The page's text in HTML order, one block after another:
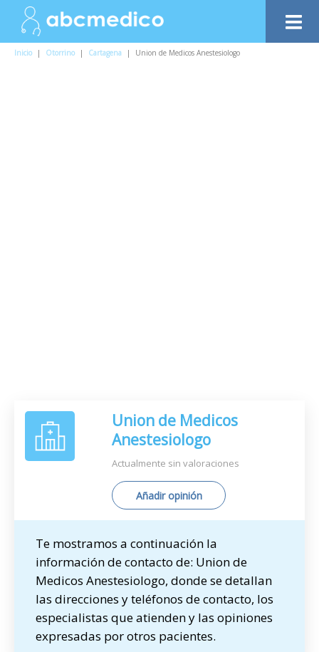
Inicio | Otorrino | Cartagena | Union de Medicos Anestesiologo
Union de Medicos
Anestesiologo
Actualmente sin valoraciones
Añadir opinión
Te mostramos a continuación la
información de contacto de: Union de
Medicos Anestesiologo, donde se detallan
las direcciones y teléfonos de contacto, los
especialistas que atienden y las opiniones
expresadas por otros pacientes.